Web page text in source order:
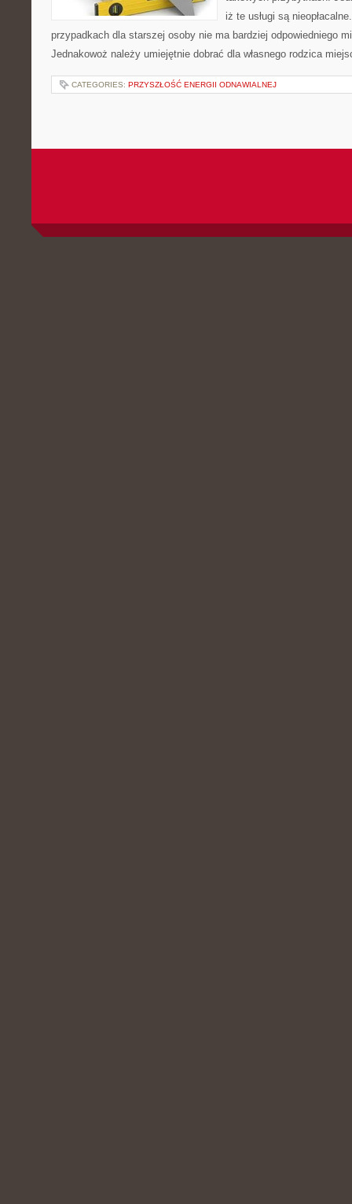
iż te usługi są
przypadkach dla starszej osoby nie ma bardziej odpowiedniego
Jednakowoż należy umiejętnie dobrać dla własnego rodzica
CATEGORIES: PRZYSZŁOŚĆ ENERGII ODNAWIALNEJ